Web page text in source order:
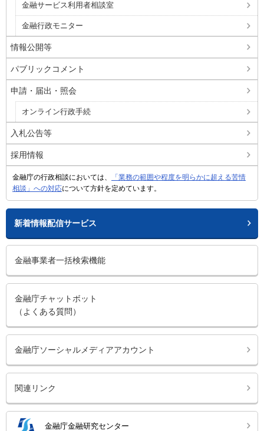
金融サービス利用者相談室
金融行政モニター
情報公開等
パブリックコメント
申請・届出・照会
オンライン行政手続
入札公告等
採用情報
金融庁の行政相談においては、
「業務の範囲や程度を明らかに超える苦情
相談」への対応について方針を定めています。
新着情報配信サービス
金融事業者一括検索機能
金融庁チャットボット
（よくある質問）
金融庁ソーシャルメディアアカウント
関連リンク
金融庁金融研究センター